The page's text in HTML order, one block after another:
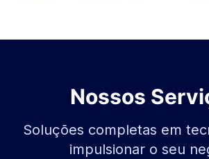
Nossos
Soluções completas em
impulsionar o seu